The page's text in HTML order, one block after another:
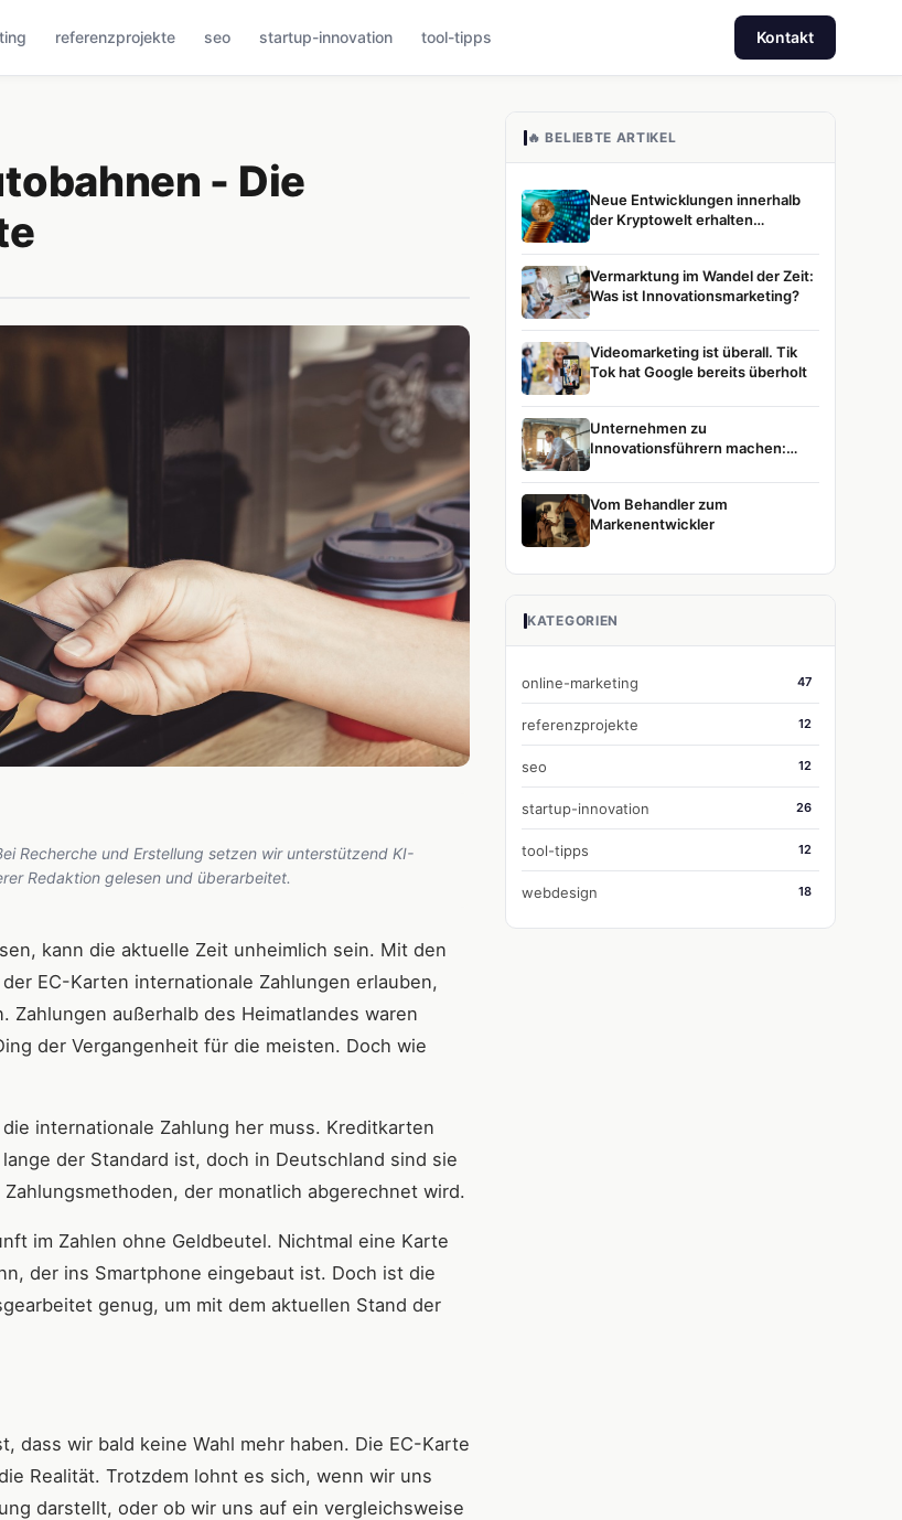
referenzprojekte seo startup-innovation tool-tipps Kontakt
- Die
Recherche und Erstellung setzen wir unterstützend KI-
Redaktion gelesen und überarbeitet.
kann die aktuelle Zeit unheimlich sein. Mit den
EC-Karten internationale Zahlungen erlauben,
außerhalb des Heimatlandes waren
der Vergangenheit für die meisten. Doch wie
internationale Zahlung her muss. Kreditkarten
der Standard ist, doch in Deutschland sind sie
der monatlich abgerechnet wird.
im Zahlen ohne Geldbeutel. Nichtmal eine Karte
der ins Smartphone eingebaut ist. Doch ist die
genug, um mit dem aktuellen Stand der
dass wir bald keine Wahl mehr haben. Die EC-Karte
Realität. Trotzdem lohnt es sich, wenn wir uns
darstellt, oder ob wir uns auf ein vergleichsweise
🔥 BELIEBTE ARTIKEL
Neue Entwicklungen innerhalb
der Kryptowelt erhalten
Vermarktung im Wandel der Zeit:
Was ist Innovationsmarketing?
Videomarketing ist überall. Tik
Tok hat Google bereits überholt
Unternehmen zu
Innovationsführern machen:
Vom Behandler zum
Markenentwickler
KATEGORIEN
online-marketing 47
referenzprojekte 12
seo 12
startup-innovation 26
tool-tipps 12
webdesign 18